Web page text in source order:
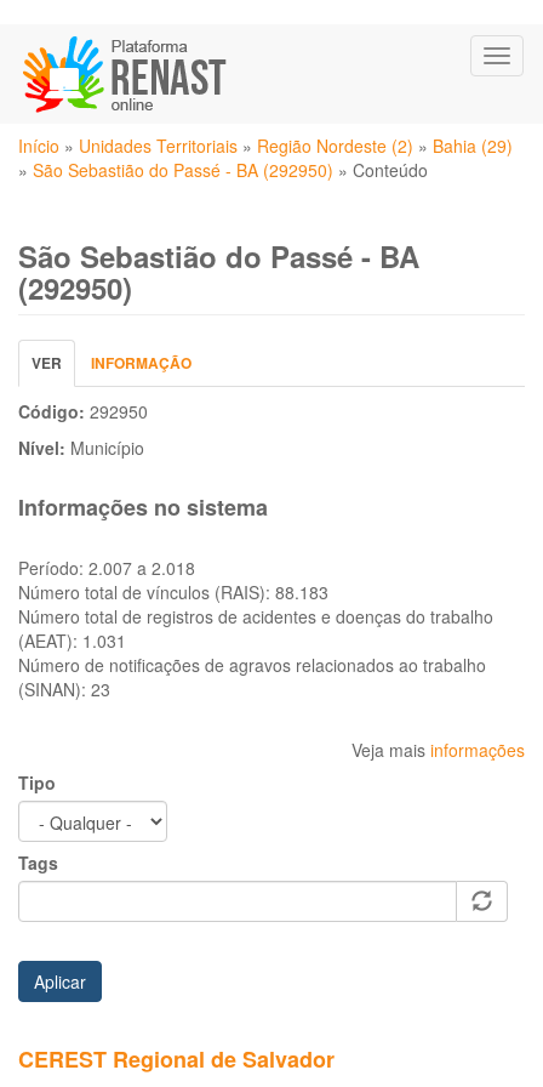
para
conteúdo
principal
Você
está
Início » Unidades Territoriais » Região Nordeste (2) » Bahia (29)
» São Sebastião do Passé - BA (292950) » Conteúdo
São Sebastião do Passé - BA
(292950)
Abas
primárias
VER (ABA
ATIVA)
INFORMAÇÃO
Código: 292950
Nível: Município
Informações no sistema
Período: 2.007 a 2.018
Número total de vínculos (RAIS): 88.183
Número total de registros de acidentes e doenças do trabalho
(AEAT): 1.031
Número de notificações de agravos relacionados ao trabalho
(SINAN): 23
Veja mais informações
Tipo
Tags
Aplicar
CEREST Regional de Salvador